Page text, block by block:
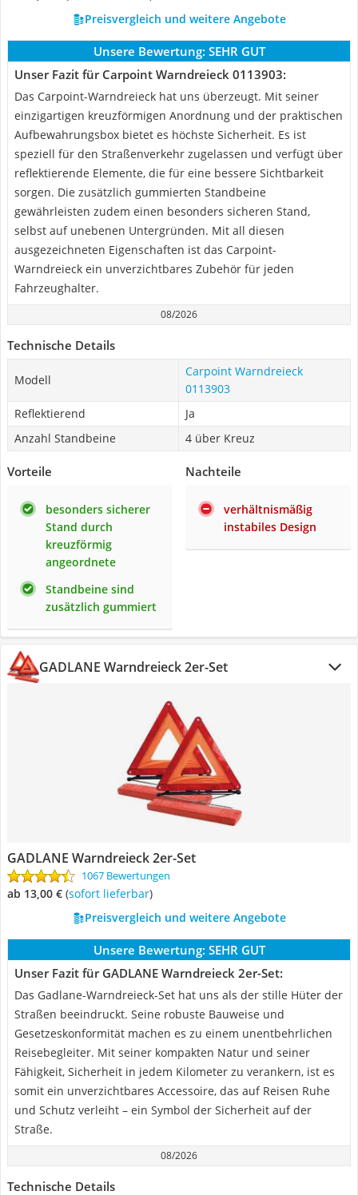
Preisvergleich und weitere Angebote
Unsere Bewertung: SEHR GUT
Unser Fazit für Carpoint Warndreieck 0113903:
Das Carpoint-Warndreieck hat uns überzeugt. Mit seiner
einzigartigen kreuzförmigen Anordnung und der praktischen
Aufbewahrungsbox bietet es höchste Sicherheit. Es ist
speziell für den Straßenverkehr zugelassen und verfügt über
reflektierende Elemente, die für eine bessere Sichtbarkeit
sorgen. Die zusätzlich gummierten Standbeine
gewährleisten zudem einen besonders sicheren Stand,
selbst auf unebenen Untergründen. Mit all diesen
ausgezeichneten Eigenschaften ist das Carpoint-
Warndreieck ein unverzichtbares Zubehör für jeden
Fahrzeughalter.
08/2026
Technische Details
Modell
Carpoint Warndreieck
0113903
Reflektierend
Ja
Anzahl Standbeine
4 über Kreuz
Vorteile
besonders sicherer
Stand durch
kreuzförmig
angeordnete
Standbeine sind
zusätzlich gummiert
Nachteile
verhältnismäßig
instabiles Design
GADLANE Warndreieck 2er-Set
GADLANE Warndreieck 2er-Set
1067 Bewertungen
ab 13,00 € ( Sofort lieferbar)
Preisvergleich und weitere Angebote
Unsere Bewertung: SEHR GUT
Unser Fazit für GADLANE Warndreieck 2er-Set:
Das Gadlane-Warndreieck-Set hat uns als der stille Hüter der
Straßen beeindruckt. Seine robuste Bauweise und
Gesetzeskonformität machen es zu einem unentbehrlichen
Reisebegleiter. Mit seiner kompakten Natur und seiner
Fähigkeit, Sicherheit in jedem Kilometer zu verankern, ist es
somit ein unverzichtbares Accessoire, das auf Reisen Ruhe
und Schutz verleiht – ein Symbol der Sicherheit auf der
Straße.
08/2026
Technische Details